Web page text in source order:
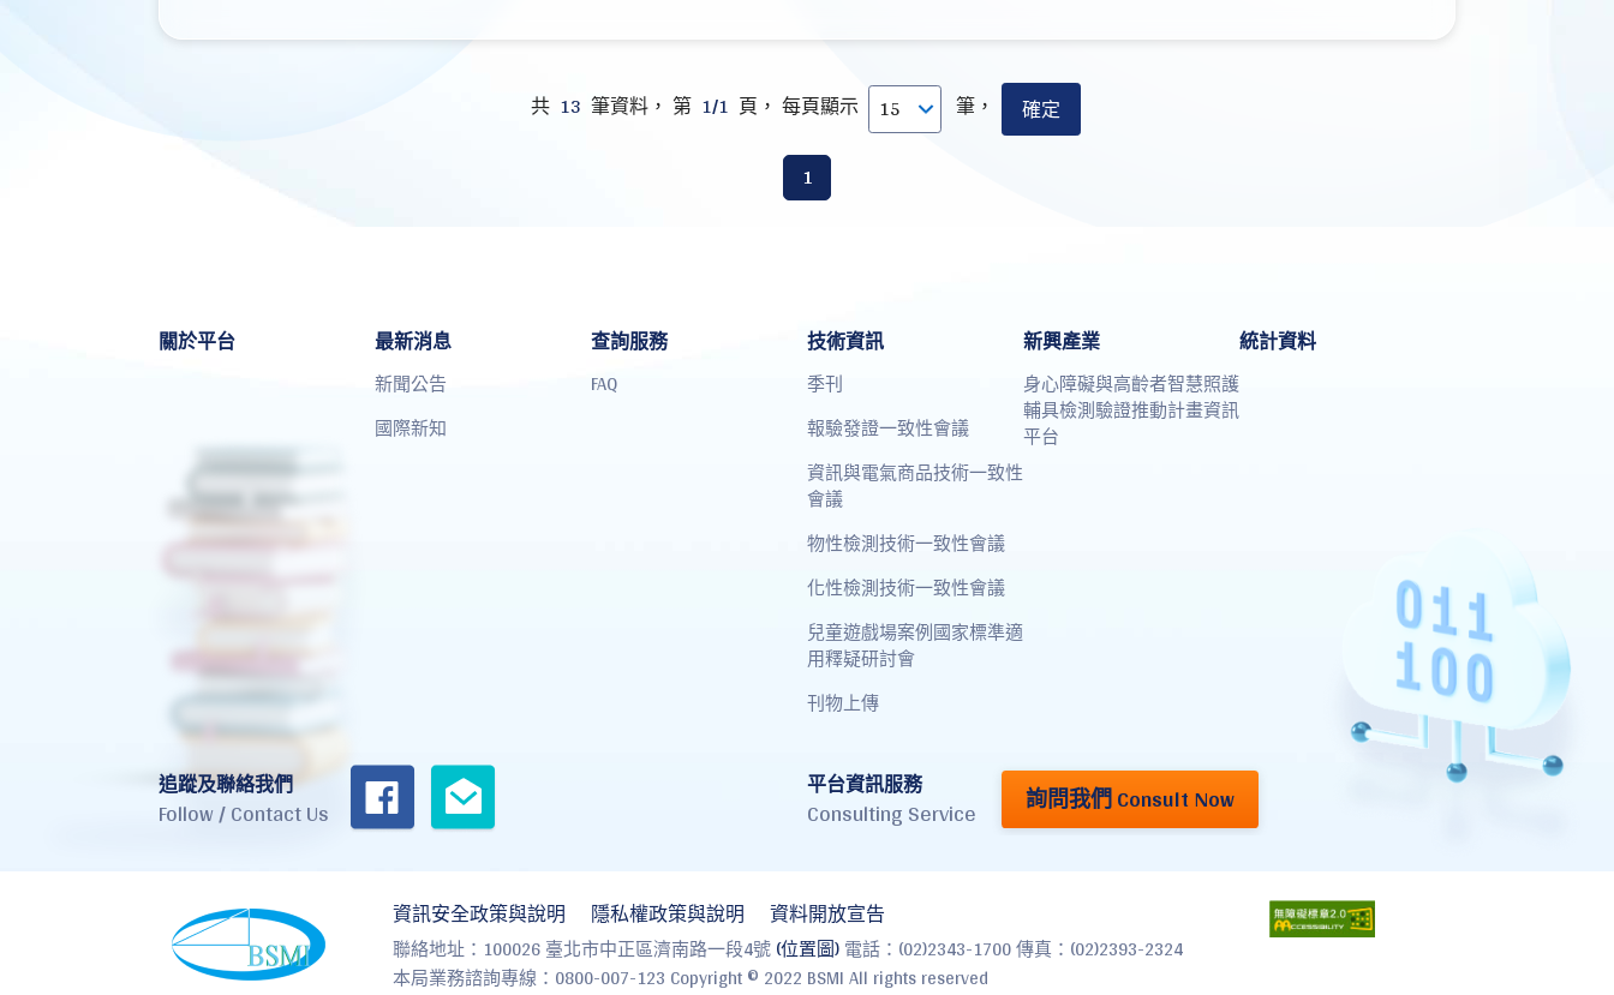
共 13 筆資料， 第 1/1 頁， 每頁顯示 筆，
1
關於平台 最新消息
新聞公告
國際新知
查詢服務
FAQ
技術資訊
季刊
報驗發證一致性會議
資訊與電氣商品技術一致性
會議
物性檢測技術一致性會議
化性檢測技術一致性會議
兒童遊戲場案例國家標準適
用釋疑研討會
刊物上傳
新興產業
身心障礙與高齡者智慧照護
輔具檢測驗證推動計畫資訊
平台
統計資料
追蹤及聯絡我們
Follow / Contact Us
平台資訊服務
Consulting Service 詢問我們 Consult Now
資訊安全政策與說明 隱私權政策與說明 資料開放宣告
聯絡地址：100026 臺北市中正區濟南路一段4號(位置圖)電話：(02)2343-1700 傳真：(02)2393-2324
本局業務諮詢專線：0800-007-123 Copyright © 2022 BSMI All rights reserved